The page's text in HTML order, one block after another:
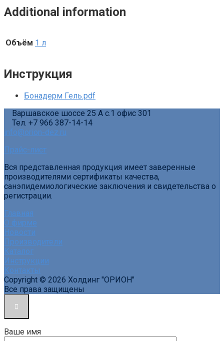
Additional information
Объём 1 л
Инструкция
Бонадерм Гель.pdf
Варшавское шоссе 25 А с.1 офис 301
Тел. +7 966 387-14-14
info@orion-dez.ru
Прайс-лист
Вся представленная продукция имеет заверенные
производителями сертификаты качества,
санэпидемиологические заключения и свидетельства о
регистрации.
Главная
О фирме
Новости
Производители
Каталог
Инструкции
Контакты
Copyright © 2026 Холдинг "ОРИОН"
Все права защищены
Ваше имя